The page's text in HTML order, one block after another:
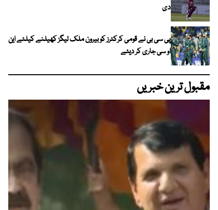
دی
پی سی بی نے قومی کرکٹرز کو بیرون ملک لیگز کھیلنے کیلئے این
او سی جاری کر دیئے
مقبول ترین خبریں